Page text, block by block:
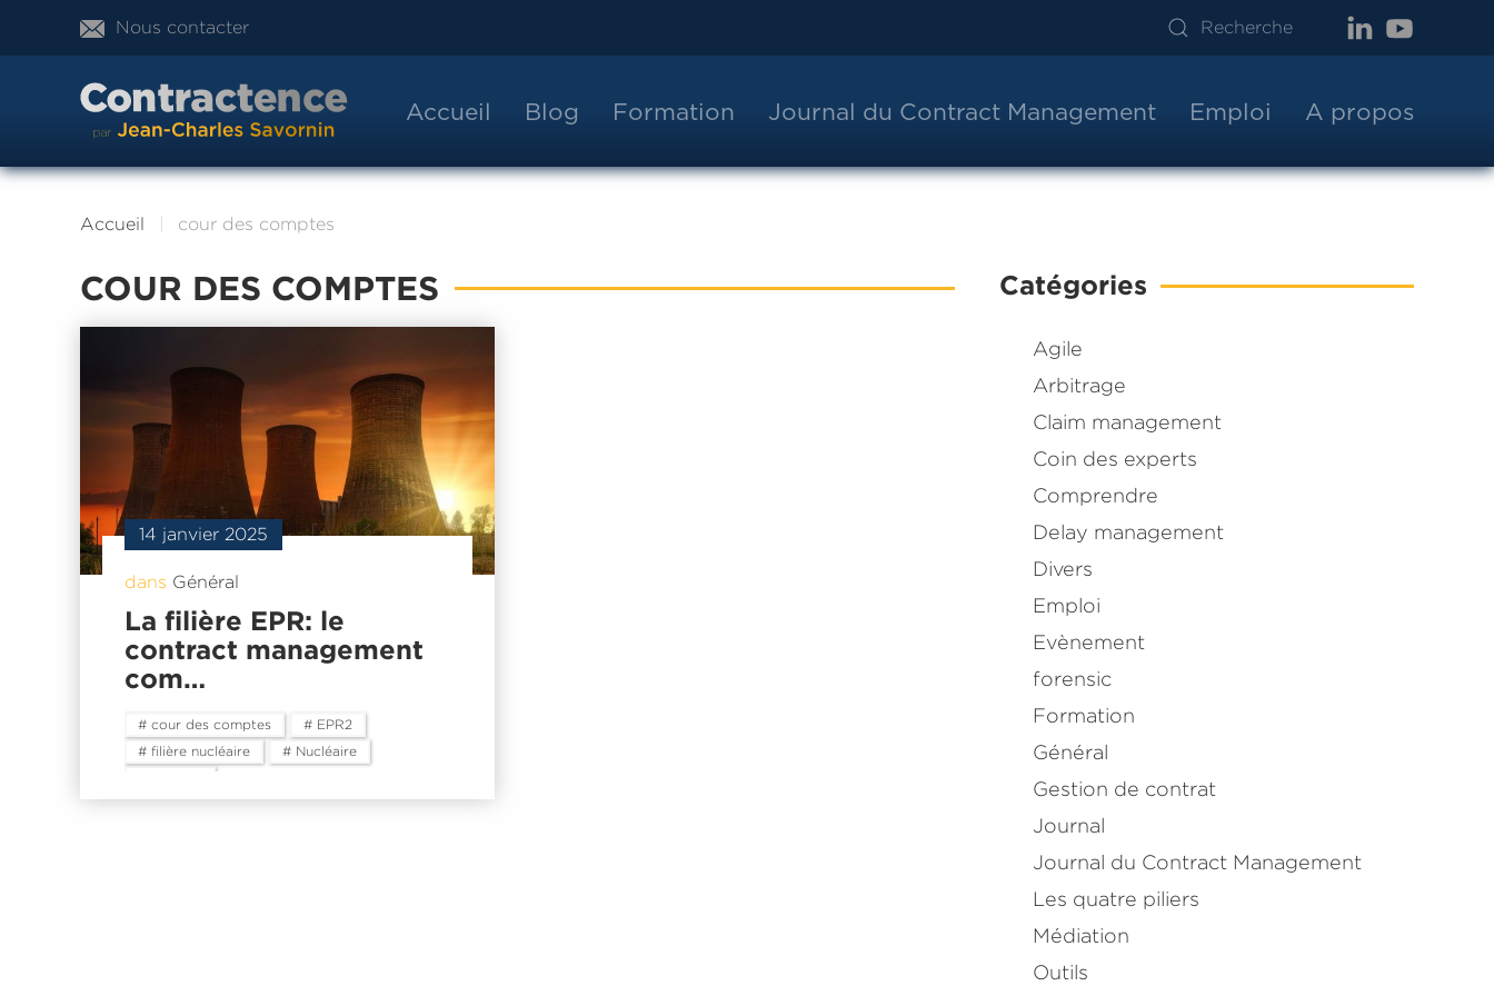
Nous contacter
Accueil Blog Formation Journal du Contract Management Emploi A propos
Accueil cour des comptes
COUR DES COMPTES
14 janvier 2025
dans Général
La filière EPR: le
contract management
com…
# cour des comptes
# EPR2
# filière nucléaire
# Nucléaire
Catégories
Agile
Arbitrage
Claim management
Coin des experts
Comprendre
Delay management
Divers
Emploi
Evènement
forensic
Formation
Général
Gestion de contrat
Journal
Journal du Contract Management
Les quatre piliers
Médiation
Outils